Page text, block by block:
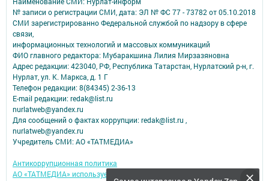
№ записи о регистрации СМИ, дата: ЭЛ № ФС 77 -⁠ 73782 от 05.10.2018
СМИ зарегистрированно Федеральной службой по надзору в сфере
связи,
информационных технологий и массовых коммуникаций
ФИО главного редактора: Мубаракшина Лилия Мирзазяновна
Адрес редакции: 423040, РФ, Республика Татарстан, Нурлатский р-н, г.
Нурлат, ул. К. Маркса, д. 1 Г
Телефон редакции: 8(84345) 2-36-13
E-mail редакции: redak@list.ru
nurlatweb@yandex.ru
Для сообщений о фактах коррупции: redak@list.ru ,
nurlatweb@yandex.ru
Учредитель СМИ: АО «ТАТМЕДИА»
Антикоррупционная политика
АО «ТАТМЕДИА» использует «cookie»
для персонализации сервисов и